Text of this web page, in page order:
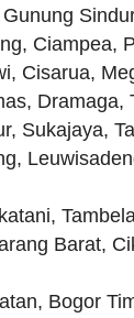
Ciampea,
Cisarua,
Dramaga,
Sukajaya,
Barat,
Bogor